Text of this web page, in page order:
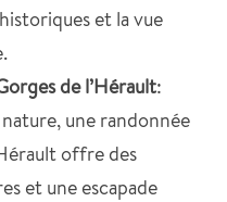
et la vue
de l’Hérault:
une randonnée
offre des
et une escapade